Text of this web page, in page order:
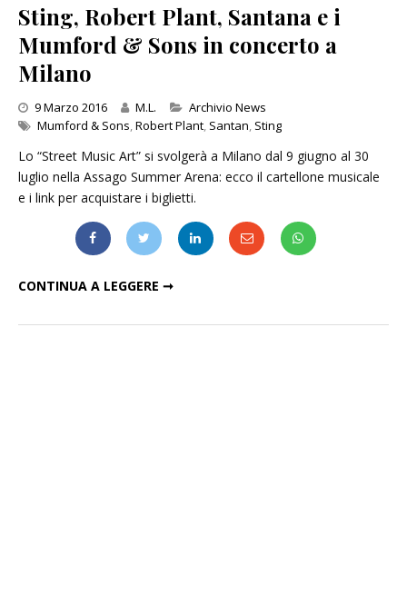
Sting, Robert Plant, Santana e i
Mumford & Sons in concerto a
Milano
9 Marzo 2016 M.L. Categories
Archivio News
Mumford & Sons,Robert Plant, Santan, Sting
Lo “Street Music Art” si svolgerà a Milano dal 9 giugno al 30
luglio nella Assago Summer Arena: ecco il cartellone musicale
e i link per acquistare i biglietti.
CONTINUA A LEGGERE ➞